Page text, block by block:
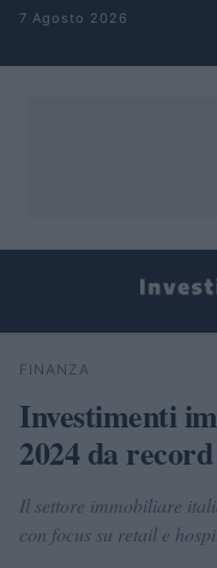
Salta al contenuto
7 Agosto 2026
Cerca
FINANZA
Investimenti
2024 da
Il settore immobiliare
con focus su retail e